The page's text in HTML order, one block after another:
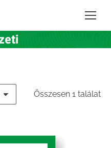
Összesen 1 találat